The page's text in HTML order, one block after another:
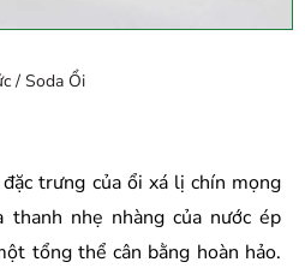
/ Soda Ổi
trưng của ổi xá lị chín mọng
thanh nhẹ nhàng của nước ép
tổng thể cân bằng hoàn hảo.